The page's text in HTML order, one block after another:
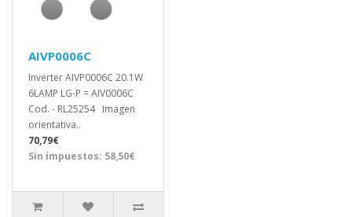
AIVP0006C
Inverter AIVP0006C 20.1W
6LAMP LG-P = AIV0006C
Cod. - RL25254 Imagen
orientativa..
70,79€
Sin impuestos: 58,50€